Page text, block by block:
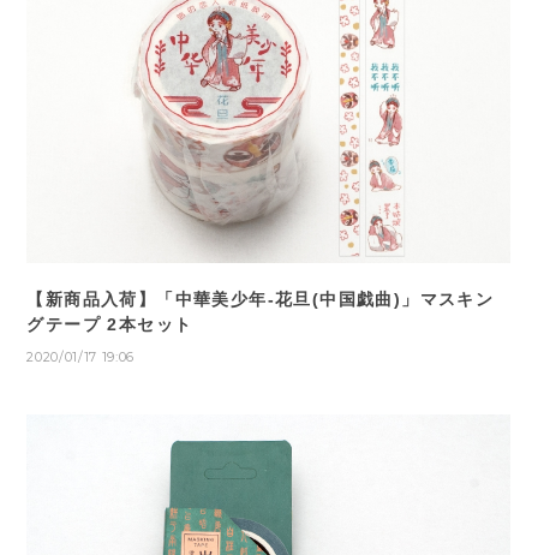
【新商品入荷】「中華美少年-花旦(中国戯曲)」マスキン
グテープ 2本セット
2020/01/17 19:06